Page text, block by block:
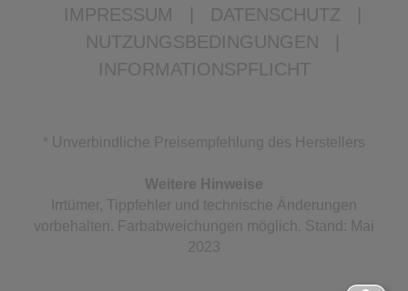
IMPRESSUM DATENSCHUTZ
NUTZUNGSBEDINGUNGEN
INFORMATIONSPFLICHT
* Unverbindliche Preisempfehlung des Herstellers
Weitere Hinweise
Irrtümer, Tippfehler und technische Änderungen
vorbehalten. Farbabweichungen möglich. Stand: Mai
2023